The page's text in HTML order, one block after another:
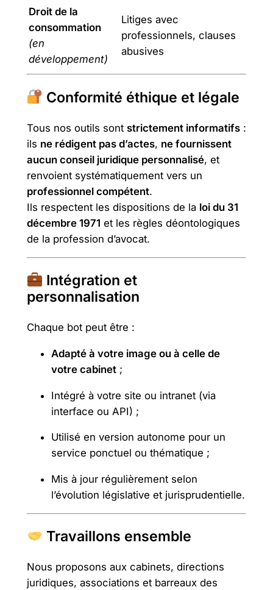
Droit de la
consommation
(en
développement)
Litiges avec
professionnels, clauses
abusives
Conformité éthique et légale
Tous nos outils sont strictement informatifs:
ils ne rédigent pas d’actes, ne fournissent
aucun conseil juridique personnalisé, et
renvoient systématiquement vers un
professionnel compétent.
Ils respectent les dispositions de la loi du 31
décembre 1971 et les règles déontologiques
de la profession d’avocat.
Intégration et
personnalisation
Chaque bot peut être :
Adapté à votre image ou à celle de
votre cabinet;
Intégré à votre site ou intranet (via
interface ou API) ;
Utilisé en version autonome pour un
service ponctuel ou thématique ;
Mis à jour régulièrement selon
l’évolution législative et jurisprudentielle.
Travaillons ensemble
Nous proposons aux cabinets, directions
juridiques, associations et barreaux des